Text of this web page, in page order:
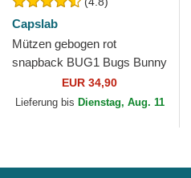
Capslab
Mützen gebogen rot
snapback BUG1 Bugs Bunny
Looney Tunes von Capslab
EUR 34,90
Lieferung bis Dienstag, Aug. 11